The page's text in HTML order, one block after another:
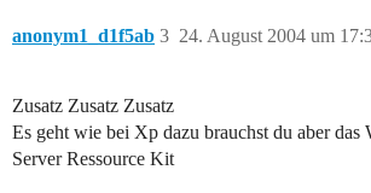
anonym1_d1f5ab 24. August 2004 um
3
Zusatz Zusatz Zusatz
Es geht wie bei Xp dazu brauchst du aber das
Server Ressource Kit